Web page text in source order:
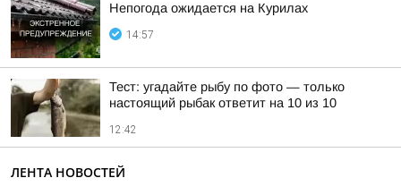
Непогода ожидается на Курилах
14:57
Тест: угадайте рыбу по фото — только
настоящий рыбак ответит на 10 из 10
12:42
ЛЕНТА НОВОСТЕЙ